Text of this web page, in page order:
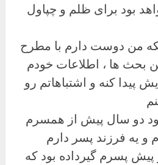
بود برای ظلم و چپاول
من دوست دارم با مطرح
بحث ها ، اطلاعات خودم
پیدا کنه و اشتباهاتم رو
دو سال پیش از همسرم
و یه فرزند پسر دارم
پیش پسرم گیرداده بود که